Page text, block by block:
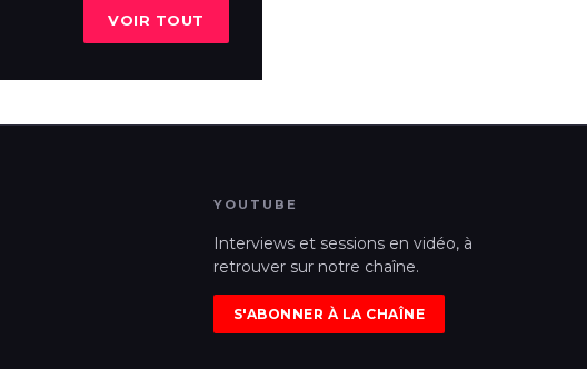
VOIR TOUT
YOUTUBE
Interviews et sessions en vidéo, à
retrouver sur notre chaîne.
S'ABONNER À LA CHAÎNE